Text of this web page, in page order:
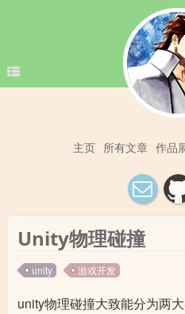
主页 所有文章 作品
Unity物理碰撞
unity 游戏开发
unity物理碰撞大致能分为两